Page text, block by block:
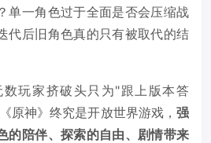
单一角色过于全面是否会压缩战
代后旧角色真的只有被取代的结
玩家挤破头只为"跟上版本答
原神》终究是开放世界游戏， 强
的陪伴、探索的自由、剧情带来